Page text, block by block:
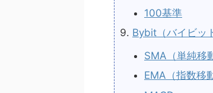
100基準
Bybit（バイビッ
SMA（単純移
EMA（指数移